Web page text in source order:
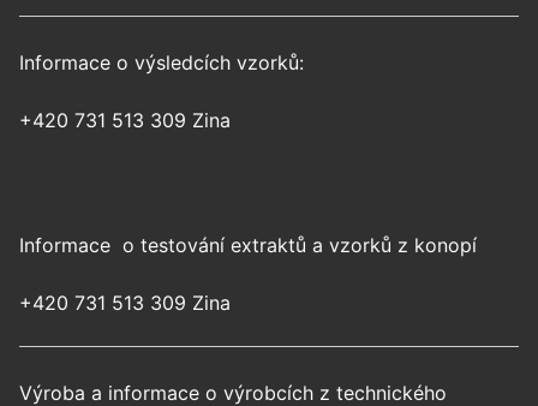
Informace o výsledcích vzorků:
+420 731 513 309 Zina
Informace o testování extraktů a vzorků z konopí
+420 731 513 309 Zina
Výroba a informace o výrobcích z technického